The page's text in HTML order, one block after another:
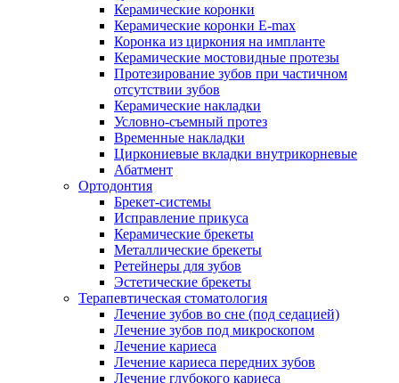
Керамические коронки
Керамические коронки E-max
Коронка из циркония на импланте
Керамические мостовидные протезы
Протезирование зубов при частичном
отсутствии зубов
Керамические накладки
Условно-съемный протез
Временные накладки
Циркониевые вкладки внутрикорневые
Абатмент
Ортодонтия
Брекет-системы
Исправление прикуса
Керамические брекеты
Металлические брекеты
Ретейнеры для зубов
Эстетические брекеты
Терапевтическая стоматология
Лечение зубов во сне (под седацией)
Лечение зубов под микроскопом
Лечение кариеса
Лечение кариеса передних зубов
Лечение глубокого кариеса